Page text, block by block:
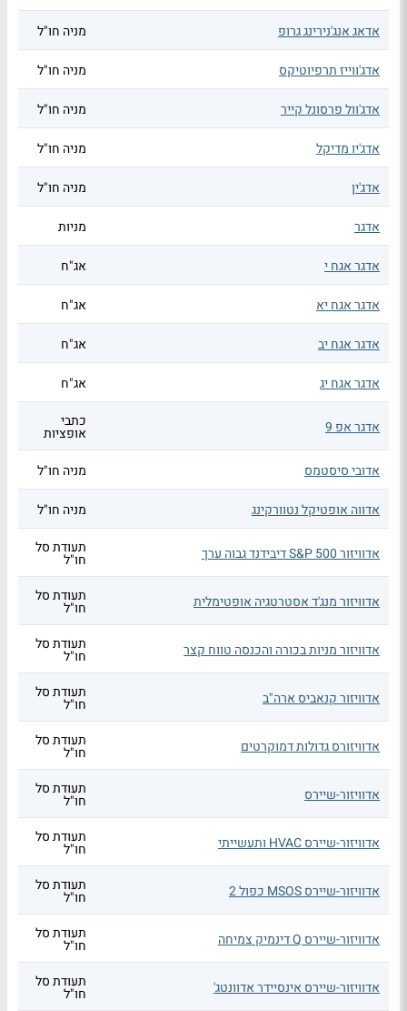
אדאג אנג'נירינג גרופ מניה חו"ל
אדג'ווייז תרפיוטיקס מניה חו"ל
אדג'וול פרסונל קייר מניה חו"ל
אדג'יו מדיקל מניה חו"ל
אדג'ין מניה חו"ל
אדגר מניות
אדגר אגח י אג"ח
אדגר אגח יא אג"ח
אדגר אגח יב אג"ח
אדגר אגח יג אג"ח
אדגר אפ 9 כתבי
אופציות
אדובי סיסטמס
מניה חו"ל
אדווה אופטיקל נטוורקינג מניה חו"ל
אדוויזור S&P 500 דיבידנד גבוה ערך תעודת סל
חו"ל
אדוויזור מנג'ד אסטרטגיה אופטימלית תעודת סל
חו"ל
אדוויזור מניות בכורה והכנסה טווח קצר תעודת סל
חו"ל
אדוויזור קנאביס ארה"ב תעודת סל
חו"ל
אדוויזורס גדולות דמוקרטים תעודת סל
חו"ל
אדוויזור-שיירס תעודת סל
חו"ל
אדוויזור-שיירס HVAC ותעשייתי תעודת סל
חו"ל
אדוויזור-שיירס MSOS כפול 2 תעודת סל
חו"ל
אדוויזור-שיירס Q דינמיק צמיחה תעודת סל
חו"ל
אדוויזור-שיירס אינסיידר אדוונטג' תעודת סל
חו"ל